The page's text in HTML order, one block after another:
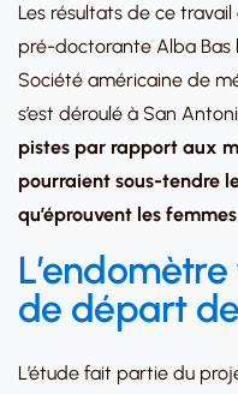
Les résultats de ce
pré-doctorante Alba Bas
Société américaine de
s’est déroulé à San
pistes par rapport aux
pourraient sous-tendre
qu’éprouvent les
de départ de
L’étude fait partie du